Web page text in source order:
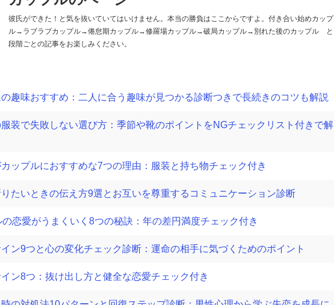
彼氏ができた！と気を抜いていてはいけません。本当の勝負はここからですよ。付き合い始めカップ
ル→ラブラブカップル→倦怠期カップル→修羅場カップル→破局カップル→別れた後のカップル と
段階ごとの記事をお楽しみください。
趣味おすすめ：二人に合う趣味が見つかる診断つきで長続きのコツも解説
装で失敗しない選び方：季節や靴のポイントをNGチェックリスト付きで解
ップルにおすすめな7つの理由：服装と持ち物チェック付き
たいときの伝え方9選とお互いを尊重するコミュニケーション診断
恋愛がうまくいく8つの秘訣：年の差円満度チェック付き
ン9つと心の変化チェック診断：運命の相手に気づくためのポイント
ン8つ：抜け出し方と健全な恋愛チェック付き